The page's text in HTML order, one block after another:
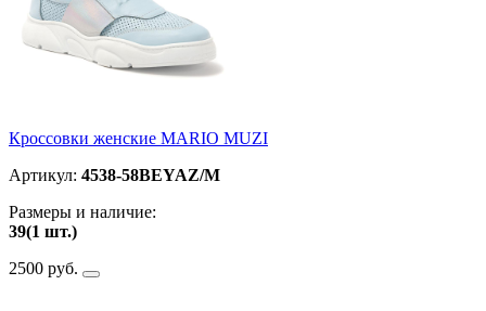
Кроссовки женские MARIO MUZI
Артикул: 4538-58BEYAZ/M
Размеры и наличие:
39(1 шт.)
2500 руб.